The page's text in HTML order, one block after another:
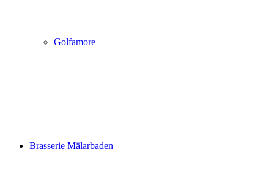
Golfamore
Brasserie Mälarbaden